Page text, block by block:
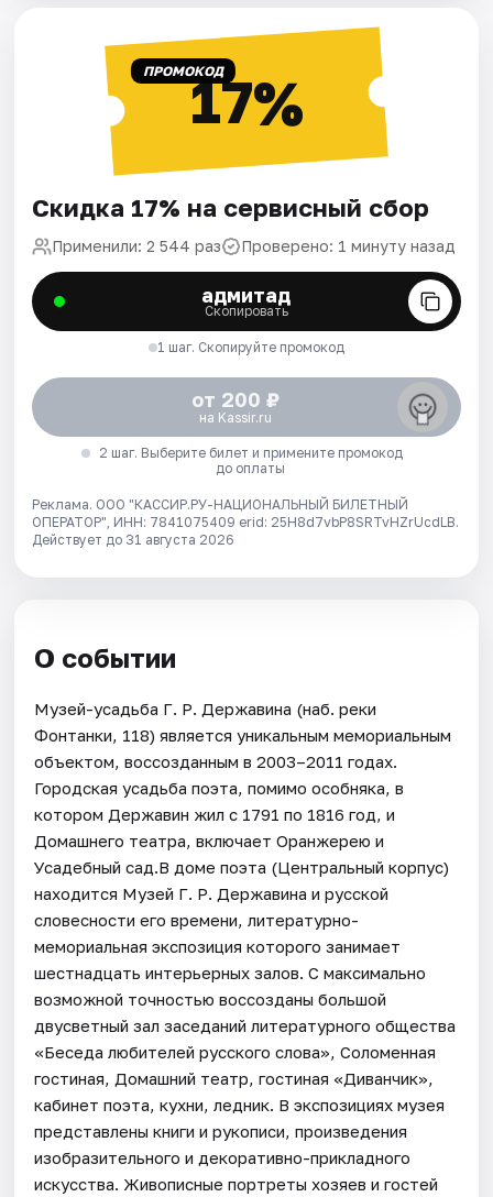
ПРОМОКОД17%
Скидка 17% на сервисный сбор
Применили: 2 544 раз Проверено: 1 минуту назад
адмитад
Скопировать
1 шаг. Скопируйте промокод
от 200 ₽
на Kassir.ru
2 шаг. Выберите билет и примените промокод
до оплаты
Реклама. ООО "КАССИР.РУ-НАЦИОНАЛЬНЫЙ БИЛЕТНЫЙ
ОПЕРАТОР", ИНН: 7841075409 erid: 25H8d7vbP8SRTvHZrUcdLB.
Действует до 31 августа 2026
О событии
Музей-усадьба Г. Р. Державина (наб. реки
Фонтанки, 118) является уникальным мемориальным
объектом, воссозданным в 2003–2011 годах.
Городская усадьба поэта, помимо особняка, в
котором Державин жил с 1791 по 1816 год, и
Домашнего театра, включает Оранжерею и
Усадебный сад.В доме поэта (Центральный корпус)
находится Музей Г. Р. Державина и русской
словесности его времени, литературно-
мемориальная экспозиция которого занимает
шестнадцать интерьерных залов. С максимально
возможной точностью воссозданы большой
двусветный зал заседаний литературного общества
«Беседа любителей русского слова», Соломенная
гостиная, Домашний театр, гостиная «Диванчик»,
кабинет поэта, кухни, ледник. В экспозициях музея
представлены книги и рукописи, произведения
изобразительного и декоративно-прикладного
искусства. Живописные портреты хозяев и гостей